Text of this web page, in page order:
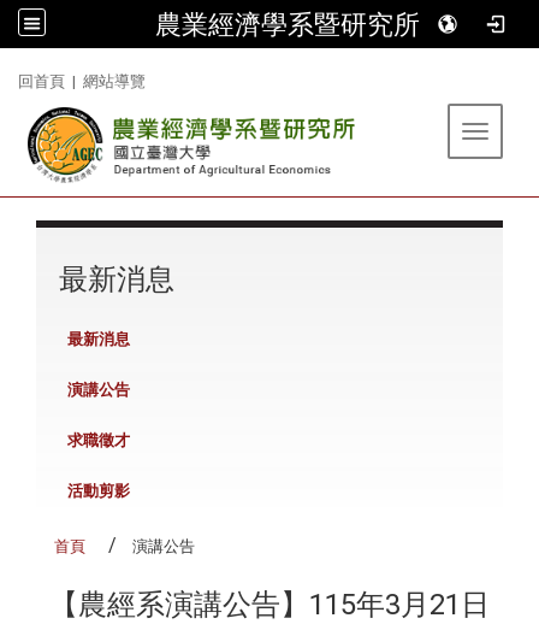
農業經濟學系暨研究所
回首頁 | 網站導覽
Toggle
最新消息
最新消息
演講公告
求職徵才
活動剪影
首頁 演講公告
【農經系演講公告】115年3月21日